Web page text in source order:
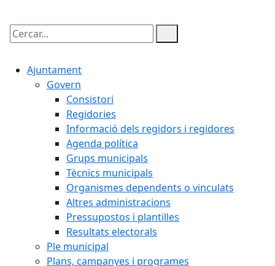
Cercar:
Ajuntament
Govern
Consistori
Regidories
Informació dels regidors i regidores
Agenda política
Grups municipals
Tècnics municipals
Organismes dependents o vinculats
Altres administracions
Pressupostos i plantilles
Resultats electorals
Ple municipal
Plans, campanyes i programes